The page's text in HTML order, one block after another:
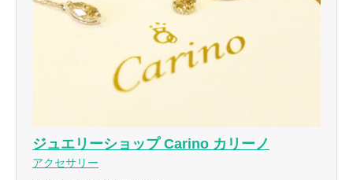
ジュエリーショップ Carino カリーノ
アクセサリー